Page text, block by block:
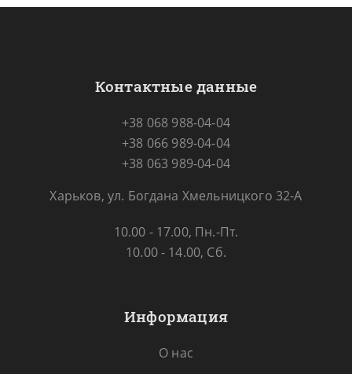
Контактные данные
+38 068 988-04-04
+38 066 989-04-04
+38 063 989-04-04
Харьков, ул. Богдана Хмельницкого 32-А
10.00 - 17.00, Пн.-Пт.
10.00 - 14.00, Сб.
Информация
О нас